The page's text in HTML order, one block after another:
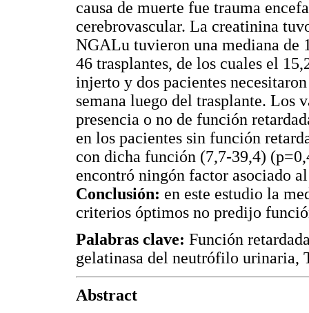
causa de muerte fue trauma
cerebrovascular. La creatinina
NGALu tuvieron una mediana de
46 trasplantes, de los cuales el
injerto y dos pacientes
semana luego del trasplante. Los
presencia o no de función
en los pacientes sin función
con dicha función (7,7-39,4)
encontró ningón factor asociado
Conclusión: en este estudio la
criterios óptimos no predijo
Palabras clave: Función
gelatinasa del neutrófilo urinaria,
Abstract